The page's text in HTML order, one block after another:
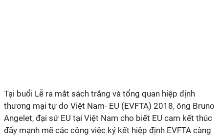
Tại buổi Lễ ra mắt sách trắng và tổng quan hiệp định
thương mại tự do Việt Nam- EU (EVFTA) 2018, ông Bruno
Angelet, đại sứ EU tại Việt Nam cho biết EU cam kết thúc
đẩy mạnh mẽ các công việc ký kết hiệp định EVFTA càng